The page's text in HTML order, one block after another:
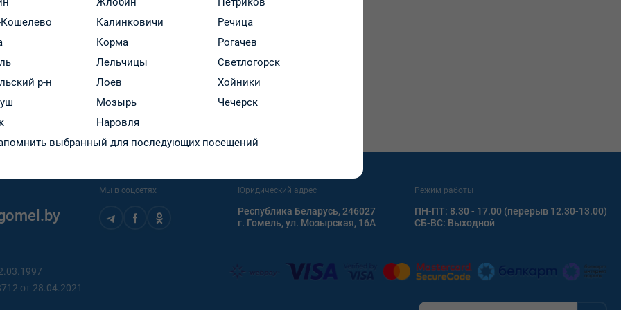
31-97-95
аптеки →
Мы в соцсетях Юридический адрес
Республика Беларусь, 246027
г. Гомель, ул. Мозырская, 16А
Режим работы
ПН-ПТ: 8.30 - 17.00 (перерыв 12.30-13.00)
СБ-ВС: Выходной
от 28.04.2021
Кошелево
р-н
Калинковичи
Корма
Лельчицы
Лоев
Мозырь
Наровля
Речица
Рогачев
Светлогорск
Хойники
Чечерск
выбранный для последующих посещений